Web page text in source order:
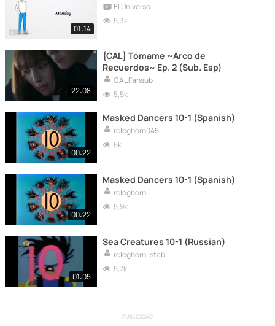
01:14
El Universo
5,3k
22:08
{CAL} Tómame ~Arco de
Recuerdos~ Ep. 2 (Sub. Esp)
CAL Fansub
5,5k
00:22
Masked Dancers 10-1 (Spanish)
rcleghorn045
6k
00:22
Masked Dancers 10-1 (Spanish)
rcleghornii
5,9k
01:05
Sea Creatures 10-1 (Russian)
rcleghorniistab
5,7k
PUBLICIDAD